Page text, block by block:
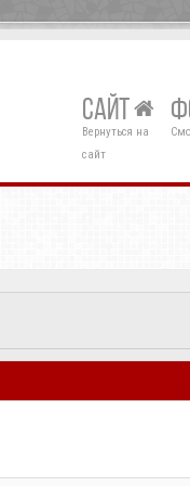
САЙТ
Вернуться на
сайт